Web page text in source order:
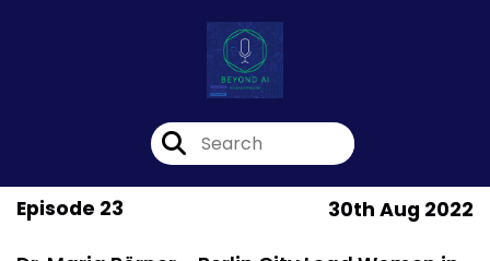
Episode 23 30th Aug 2022